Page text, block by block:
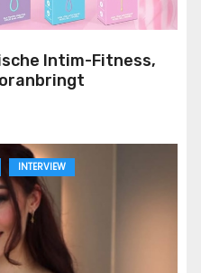
Intim-Fitness,
INTERVIEW